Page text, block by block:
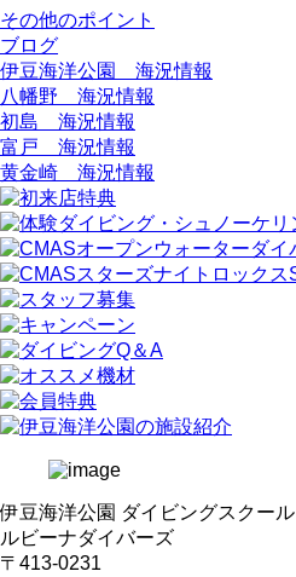
その他のポイント
ブログ
伊豆海洋公園 海況情報
八幡野 海況情報
初島 海況情報
富戸 海況情報
黄金崎 海況情報
伊豆海洋公園 ダイビングスクール
ルビーナダイバーズ
〒413-0231